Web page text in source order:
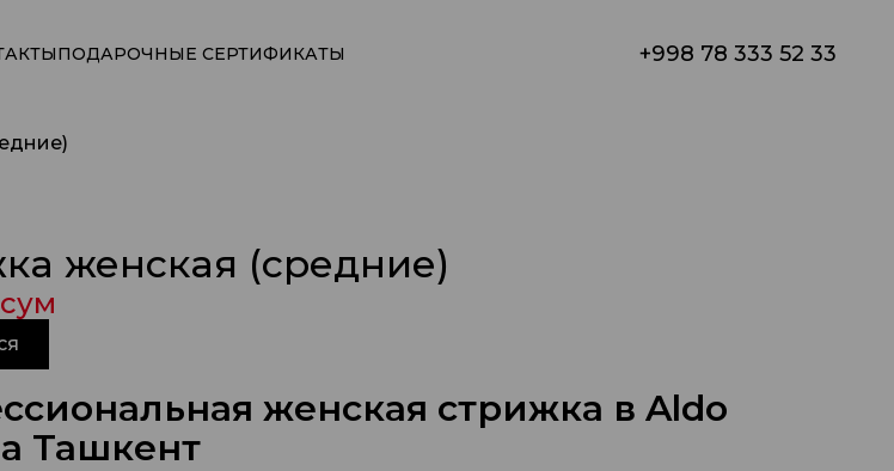
ПОДАРОЧНЫЕ СЕРТИФИКАТЫ +998 78 333 52 33
женская (средние)
женская стрижка в Aldo
Ташкент